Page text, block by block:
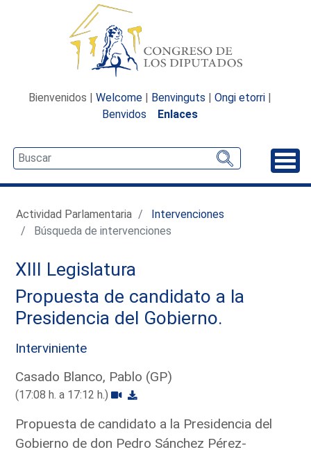
Bienvenidos | Welcome | Benvinguts | Ongi etorri |
Benvidos
Enlaces
Actividad Parlamentaria
Intervenciones
Búsqueda de intervenciones
XIII Legislatura
Propuesta de candidato a la
Presidencia del Gobierno.
Interviniente
Casado Blanco, Pablo (GP)
(17:08 h. a 17:12 h.)
Propuesta de candidato a la Presidencia del
Gobierno de don Pedro Sánchez Pérez-